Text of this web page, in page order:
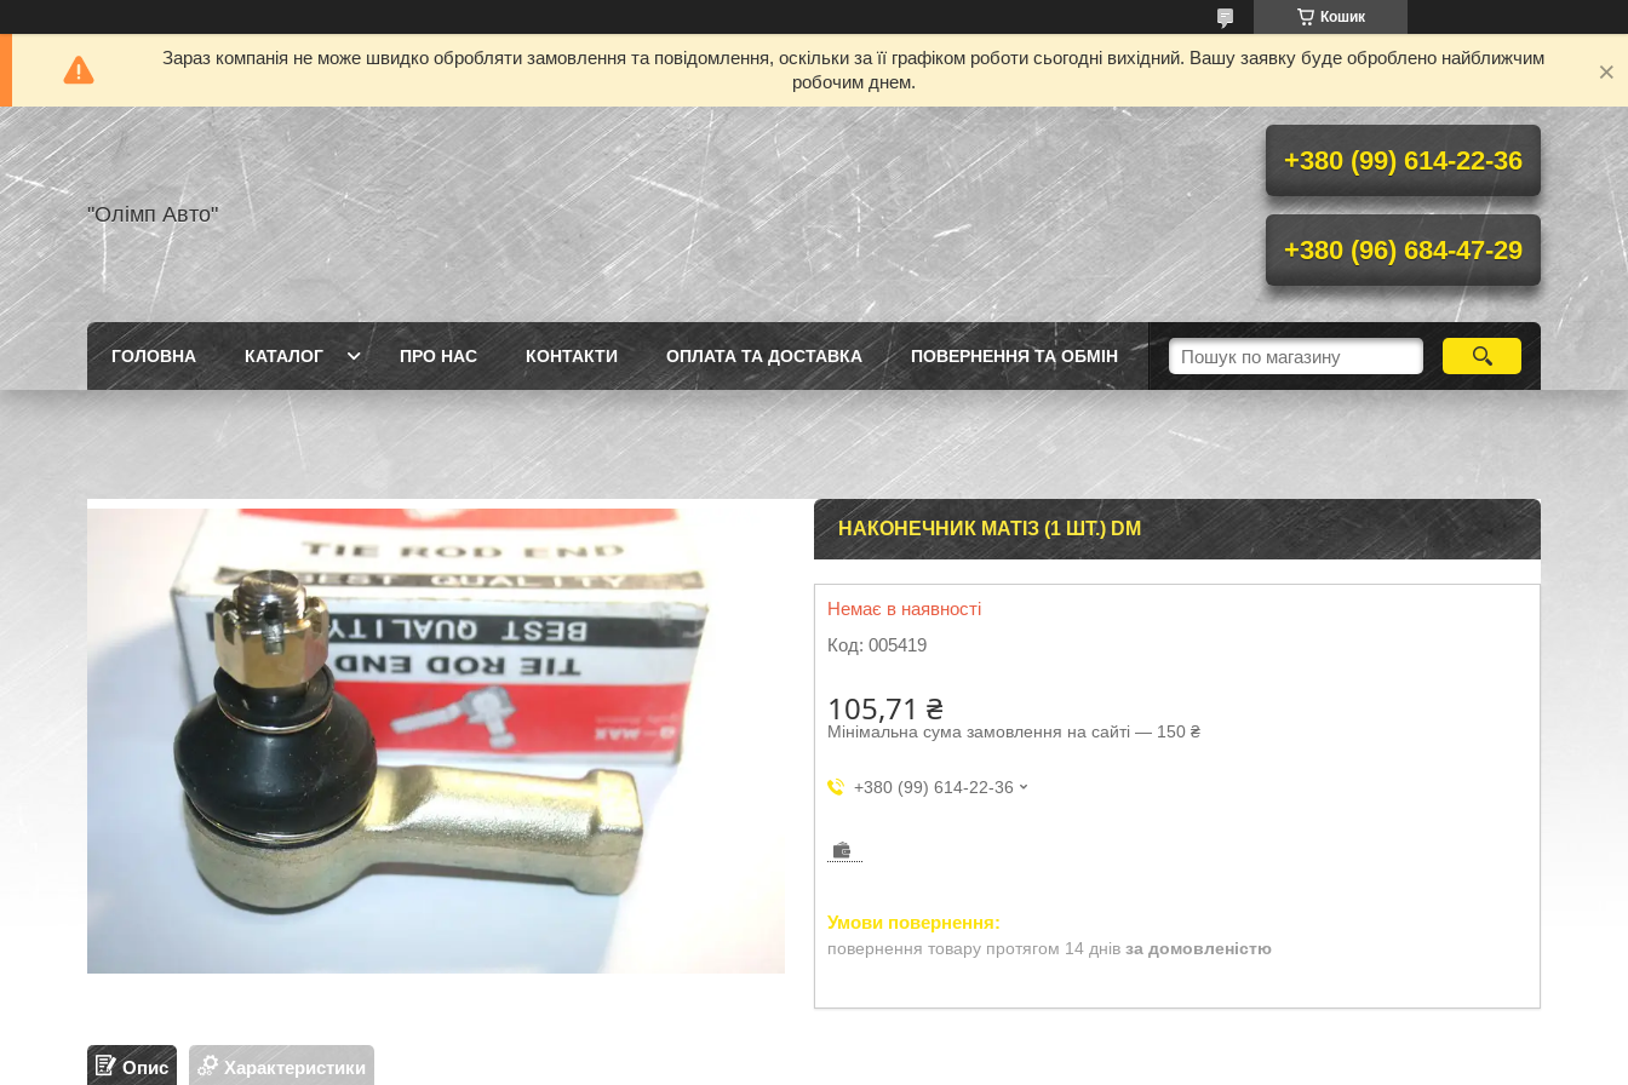
Кошик
Зараз компанія не може швидко обробляти замовлення та повідомлення, оскільки за її графіком роботи сьогодні вихідний. Вашу заявку буде оброблено найближчим
робочим днем.
"Олімп Авто"
+380 (99) 614-22-36
+380 (96) 684-47-29
ГОЛОВНА КАТАЛОГ ПРО НАС КОНТАКТИ ОПЛАТА ТА ДОСТАВКА ПОВЕРНЕННЯ ТА ОБМІН
НАКОНЕЧНИК МАТІЗ (1 ШТ.) DM
Немає в наявності
Код: 005419
105,71 ₴
Мінімальна сума замовлення на сайті — 150 ₴
+380 (99) 614-22-36
повернення товару протягом 14 днів за домовленістю
Опис Характеристики